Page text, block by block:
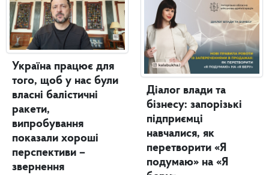
Україна працює для
того, щоб у нас були
власні балістичні
ракети,
випробування
показали хороші
перспективи –
звернення
Діалог влади та
бізнесу: запорізькі
підприємці
навчалися, як
перетворити «Я
подумаю» на «Я